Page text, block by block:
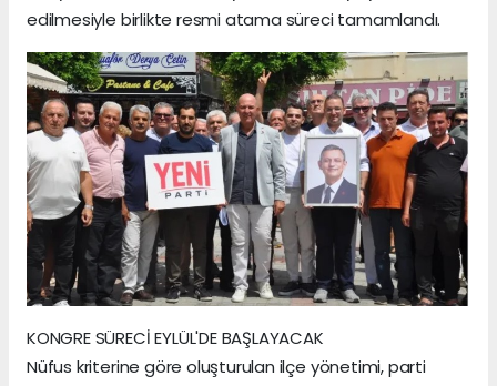
edilmesiyle birlikte resmi atama süreci tamamlandı.
KONGRE SÜRECİ EYLÜL'DE BAŞLAYACAK
Nüfus kriterine göre oluşturulan ilçe yönetimi, parti